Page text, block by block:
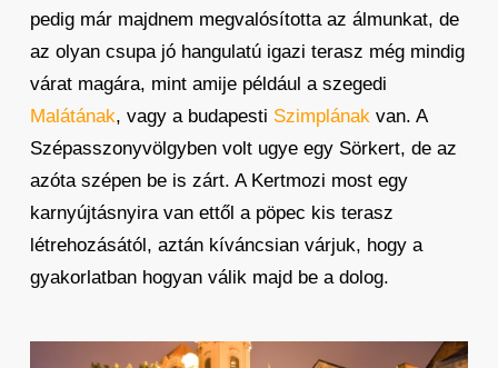
pedig már majdnem megvalósította az álmunkat, de
az olyan csupa jó hangulatú igazi terasz még mindig
várat magára, mint amije például a szegedi
Malátának, vagy a budapesti Szimplánakvan. A
Szépasszonyvölgyben volt ugye egy Sörkert, de az
azóta szépen be is zárt. A Kertmozi most egy
karnyújtásnyira van ettől a pöpec kis terasz
létrehozásától, aztán kíváncsian várjuk, hogy a
gyakorlatban hogyan válik majd be a dolog.